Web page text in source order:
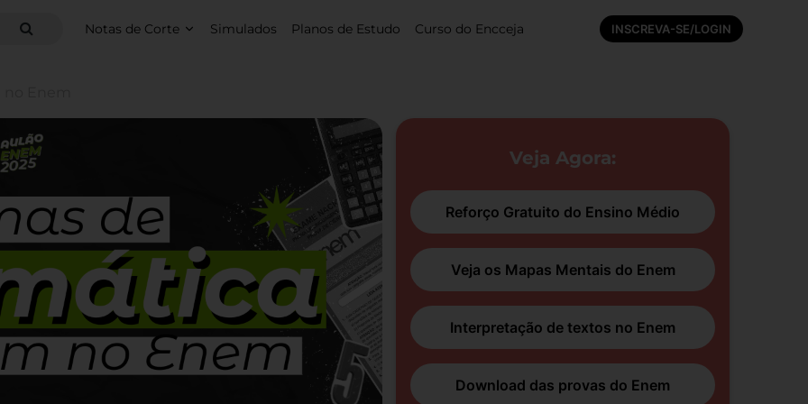
Notas de Corte Simulados Planos de Estudo Curso do Encceja INSCREVA-SE/LOGIN
Veja Agora:
Reforço Gratuito do Ensino Médio
Veja os Mapas Mentais do Enem
Interpretação de textos no Enem
Download das provas do Enem